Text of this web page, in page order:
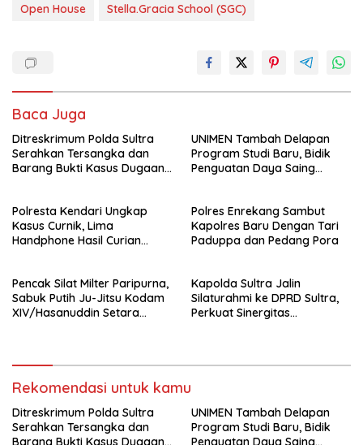
Open House Stella.Gracia School (SGC)
Baca Juga
Ditreskrimum Polda Sultra
Serahkan Tersangka dan
Barang Bukti Kasus Dugaan
Kejaksaan
UNIMEN Tambah Delapan
Program Studi Baru, Bidik
Penguatan Daya Saing
Polresta Kendari Ungkap
Kasus Curnik, Lima
Handphone Hasil Curian
Polres Enrekang Sambut
Kapolres Baru Dengan Tari
Paduppa dan Pedang Pora
Pencak Silat Milter Paripurna,
Sabuk Putih Ju-Jitsu Kodam
XIV/Hasanuddin Setara
Kapolda Sultra Jalin
Silaturahmi ke DPRD Sultra,
Perkuat Sinergitas
Rekomendasi untuk kamu
Ditreskrimum Polda Sultra
Serahkan Tersangka dan
Barang Bukti Kasus Dugaan
UNIMEN Tambah Delapan
Program Studi Baru, Bidik
Penguatan Daya Saing